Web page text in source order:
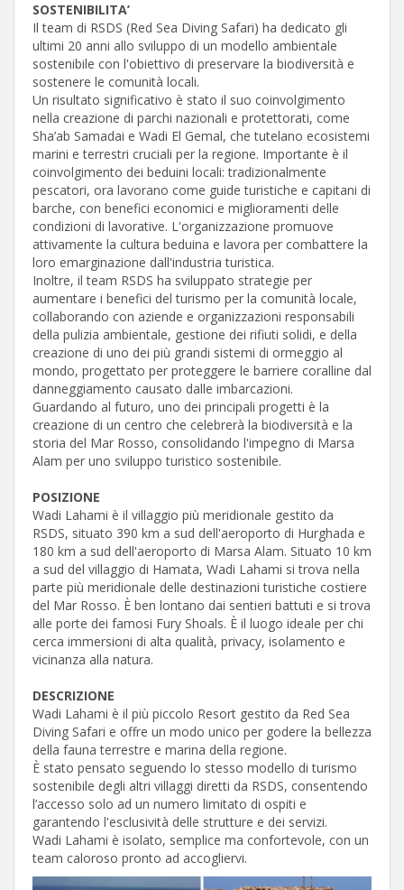
SOSTENIBILITA’
Il team di RSDS (Red Sea Diving Safari) ha dedicato gli
ultimi 20 anni allo sviluppo di un modello ambientale
sostenibile con l'obiettivo di preservare la biodiversità e
sostenere le comunità locali.
Un risultato significativo è stato il suo coinvolgimento
nella creazione di parchi nazionali e protettorati, come
Sha’ab Samadai e Wadi El Gemal, che tutelano ecosistemi
marini e terrestri cruciali per la regione. Importante è il
coinvolgimento dei beduini locali: tradizionalmente
pescatori, ora lavorano come guide turistiche e capitani di
barche, con benefici economici e miglioramenti delle
condizioni di lavorative. L'organizzazione promuove
attivamente la cultura beduina e lavora per combattere la
loro emarginazione dall'industria turistica.
Inoltre, il team RSDS ha sviluppato strategie per
aumentare i benefici del turismo per la comunità locale,
collaborando con aziende e organizzazioni responsabili
della pulizia ambientale, gestione dei rifiuti solidi, e della
creazione di uno dei più grandi sistemi di ormeggio al
mondo, progettato per proteggere le barriere coralline dal
danneggiamento causato dalle imbarcazioni.
Guardando al futuro, uno dei principali progetti è la
creazione di un centro che celebrerà la biodiversità e la
storia del Mar Rosso, consolidando l'impegno di Marsa
Alam per uno sviluppo turistico sostenibile.
POSIZIONE
Wadi Lahami è il villaggio più meridionale gestito da
RSDS, situato 390 km a sud dell'aeroporto di Hurghada e
180 km a sud dell'aeroporto di Marsa Alam. Situato 10 km
a sud del villaggio di Hamata, Wadi Lahami si trova nella
parte più meridionale delle destinazioni turistiche costiere
del Mar Rosso. È ben lontano dai sentieri battuti e si trova
alle porte dei famosi Fury Shoals. È il luogo ideale per chi
cerca immersioni di alta qualità, privacy, isolamento e
vicinanza alla natura.
DESCRIZIONE
Wadi Lahami è il più piccolo Resort gestito da Red Sea
Diving Safari e offre un modo unico per godere la bellezza
della fauna terrestre e marina della regione.
È stato pensato seguendo lo stesso modello di turismo
sostenibile degli altri villaggi diretti da RSDS, consentendo
l’accesso solo ad un numero limitato di ospiti e
garantendo l'esclusività delle strutture e dei servizi.
Wadi Lahami è isolato, semplice ma confortevole, con un
team caloroso pronto ad accogliervi.